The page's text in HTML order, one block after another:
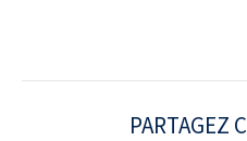
PARTAGEZ